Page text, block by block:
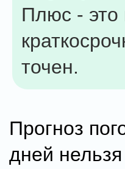
Плюс - это
точен.
Прогноз
дней